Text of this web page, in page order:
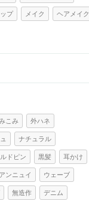
プ メイク ヘアメイク
こみ 外ハネ
ナチュラル
ドピン 黒髪 耳かけ
アンニュイ ウェーブ
無造作 デニム